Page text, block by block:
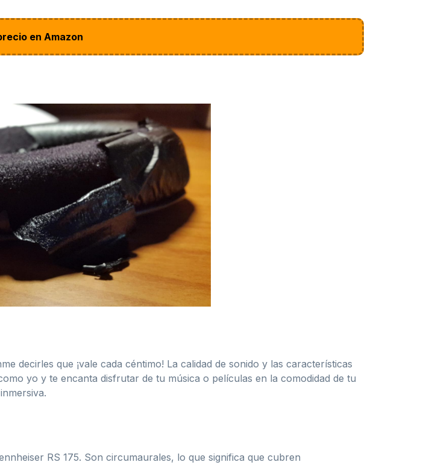
en Amazon
decirles que ¡vale cada céntimo! La calidad de sonido y las características
yo y te encanta disfrutar de tu música o películas en la comodidad de tu
RS 175. Son circumaurales, lo que significa que cubren